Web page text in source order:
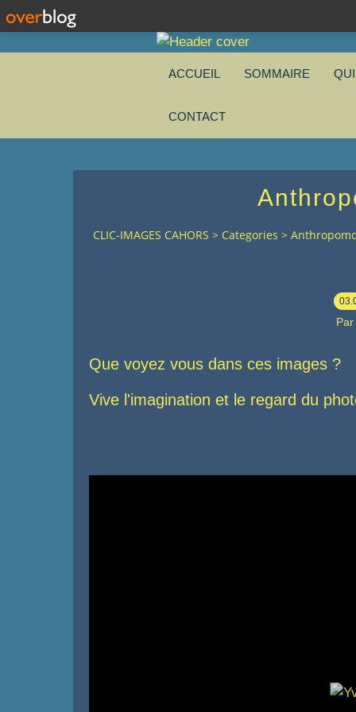
ACCUEIL SOMMAIRE
CONTACT
CLIC-IMAGES CAHORS > Categories >
Que voyez vous dans ces images ?
Vive l'imagination et le regard du